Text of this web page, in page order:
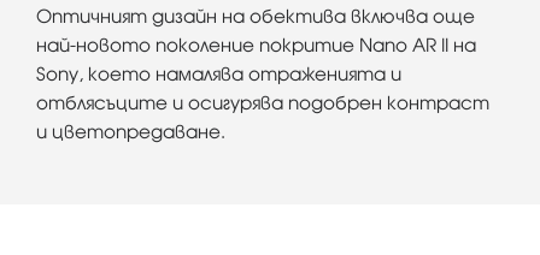
Оптичният дизайн на обектива включва още
най-новото поколение покритие Nano AR II на
Sony, което намалява отраженията и
отблясъците и осигурява подобрен контраст
и цветопредаване.